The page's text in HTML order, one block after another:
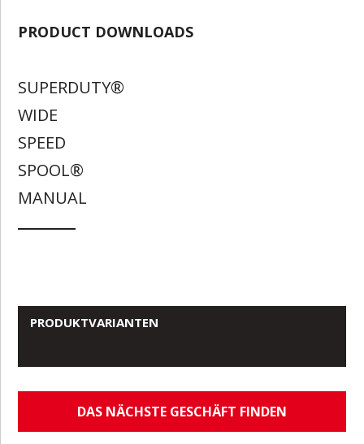
PRODUCT DOWNLOADS
SUPERDUTY®
WIDE
SPEED
SPOOL®
MANUAL
PRODUKTVARIANTEN
DAS NÄCHSTE GESCHÄFT FINDEN